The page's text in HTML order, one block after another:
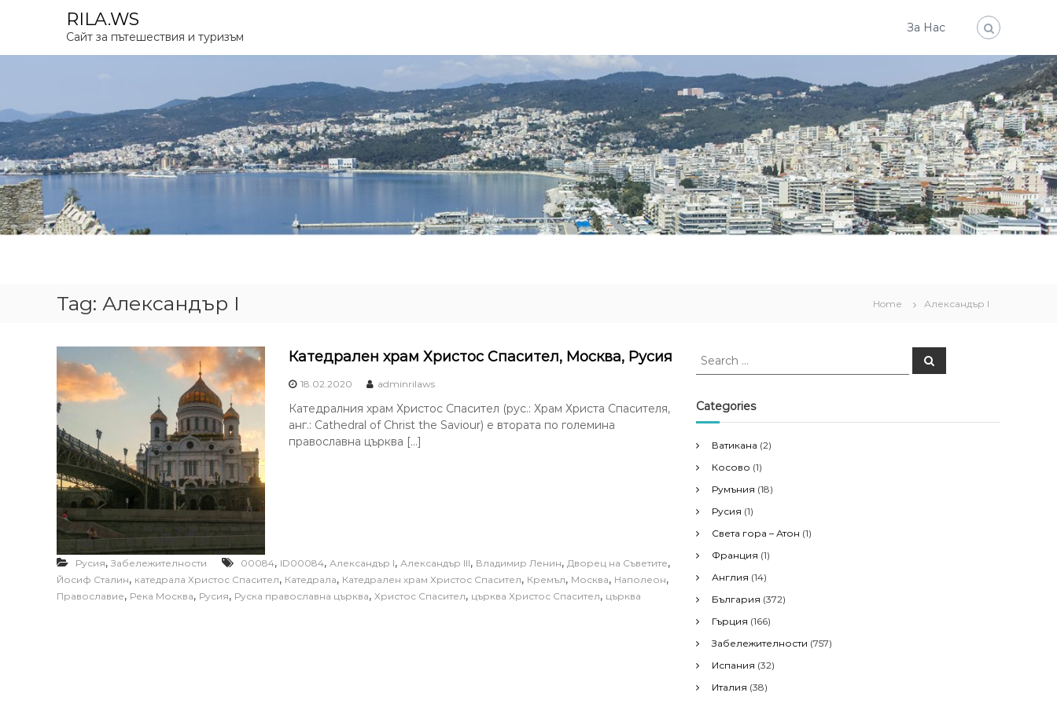
p
c
o
n
t
e
n
t
RILA.WS
Сайт за пътешествия и туризъм
За Нас
Tag: Александър I Home Александър I
Катедрален храм Христос Спасител, Москва, Русия
18.02.2020 adminrilaws
Катедралния храм Христос Спасител (рус.: Храм Христа Спасителя,
анг.: Cathedral of Christ the Saviour) е втората по големина
православна църква […]
Русия, Забележителности 00084, ID00084, Александър I, Александър III, Владимир Ленин, Дворец на Съветите,
Йосиф Сталин, катедрала Христос Спасител, Катедрала, Катедрален храм Христос Спасител, Кремъл, Москва, Наполеон,
Православие, Река Москва, Русия, Руска православна църква, Христос Спасител, църква Христос Спасител, църква
S
r
c
f
o
r
S
e
Categories
Ватикана (2)
Косово (1)
Румъния (18)
Русия (1)
Света гора – Атон (1)
Франция (1)
Англия (14)
България (372)
Гърция (166)
Забележителности (757)
Испания (32)
Италия (38)